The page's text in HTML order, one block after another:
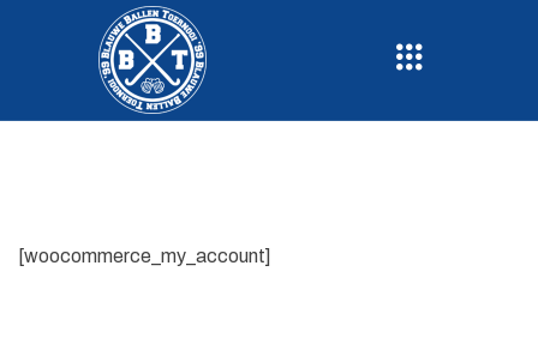
[woocommerce_my_account]